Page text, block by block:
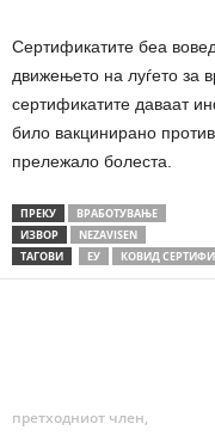
Сертификатите беа
движењето на луѓето за
сертификатите даваат
било вакцинирано
прележало болеста.
ПРЕКУ
ВРАБОТУВАЊЕ
ИЗВОР
NEZAVISEN
ТАГОВИ
ЕУ КОВИД
претходниот член,